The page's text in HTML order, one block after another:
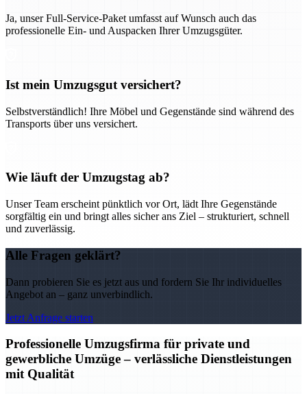
Ja, unser Full-Service-Paket umfasst auf Wunsch auch das
professionelle Ein- und Auspacken Ihrer Umzugsgüter.
Ist mein Umzugsgut versichert?
Selbstverständlich! Ihre Möbel und Gegenstände sind während des
Transports über uns versichert.
Wie läuft der Umzugstag ab?
Unser Team erscheint pünktlich vor Ort, lädt Ihre Gegenstände
sorgfältig ein und bringt alles sicher ans Ziel – strukturiert, schnell
und zuverlässig.
Alle Fragen geklärt?
Dann probieren Sie es jetzt aus und fordern Sie Ihr individuelles
Angebot an – ganz unverbindlich.
Jetzt Anfrage starten
Professionelle Umzugsfirma für private und
gewerbliche Umzüge – verlässliche Dienstleistungen
mit Qualität